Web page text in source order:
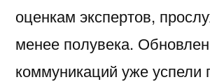
оценкам экспертов,
менее полувека.
коммуникаций уже успели